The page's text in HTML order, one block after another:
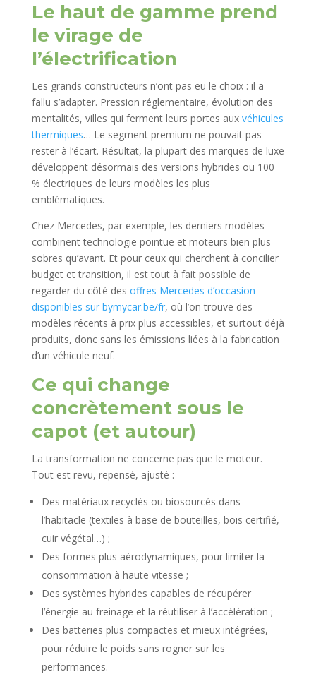
Le haut de gamme prend
le virage de
l’électrification
Les grands constructeurs n’ont pas eu le choix : il a
fallu s’adapter. Pression réglementaire, évolution des
mentalités, villes qui ferment leurs portes aux véhicules
thermiques… Le segment premium ne pouvait pas
rester à l’écart. Résultat, la plupart des marques de luxe
développent désormais des versions hybrides ou 100
% électriques de leurs modèles les plus
emblématiques.
Chez Mercedes, par exemple, les derniers modèles
combinent technologie pointue et moteurs bien plus
sobres qu’avant. Et pour ceux qui cherchent à concilier
budget et transition, il est tout à fait possible de
regarder du côté des offres Mercedes d’occasion
disponibles sur bymycar.be/fr, où l’on trouve des
modèles récents à prix plus accessibles, et surtout déjà
produits, donc sans les émissions liées à la fabrication
d’un véhicule neuf.
Ce qui change
concrètement sous le
capot (et autour)
La transformation ne concerne pas que le moteur.
Tout est revu, repensé, ajusté :
Des matériaux recyclés ou biosourcés dans
l’habitacle (textiles à base de bouteilles, bois certifié,
cuir végétal…) ;
Des formes plus aérodynamiques, pour limiter la
consommation à haute vitesse ;
Des systèmes hybrides capables de récupérer
l’énergie au freinage et la réutiliser à l’accélération ;
Des batteries plus compactes et mieux intégrées,
pour réduire le poids sans rogner sur les
performances.